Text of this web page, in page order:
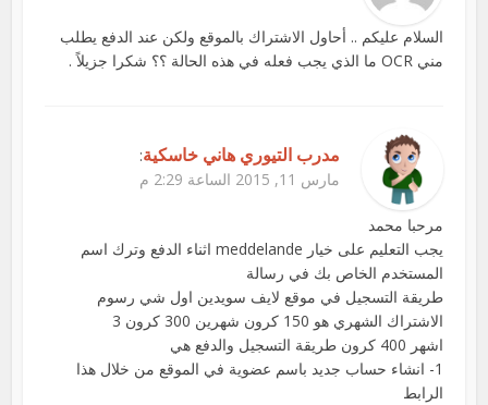
السلام عليكم .. أحاول الاشتراك بالموقع ولكن عند الدفع يطلب
مني OCR ما الذي يجب فعله في هذه الحالة ؟؟ شكرا جزيلاً .
مدرب التيوري هاني خاسكية:
مارس 11, 2015 الساعة 2:29 م
مرحبا محمد
يجب التعليم على خيار meddelande اثناء الدفع وترك اسم
المستخدم الخاص بك في رسالة
طريقة التسجيل في موقع لايف سويدين اول شي رسوم
الاشتراك الشهري هو 150 كرون شهرين 300 كرون 3
اشهر 400 كرون طريقة التسجيل والدفع هي
1- انشاء حساب جديد باسم عضوية في الموقع من خلال هذا
الرابط